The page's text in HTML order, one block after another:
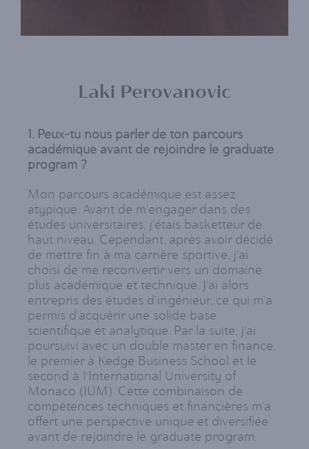
Laki Perovanovic
1. Peux-tu nous parler de ton parcours
académique avant de rejoindre le graduate
program ?
Mon parcours académique est assez
atypique. Avant de m'engager dans des
études universitaires, j'étais basketteur de
haut niveau. Cependant, après avoir décidé
de mettre fin à ma carrière sportive, j'ai
choisi de me reconvertir vers un domaine
plus académique et technique. J'ai alors
entrepris des études d'ingénieur, ce qui m'a
permis d'acquérir une solide base
scientifique et analytique. Par la suite, j'ai
poursuivi avec un double master en finance,
le premier à Kedge Business School et le
second à l'International University of
Monaco (IUM). Cette combinaison de
compétences techniques et financières m'a
offert une perspective unique et diversifiée
avant de rejoindre le graduate program.